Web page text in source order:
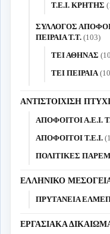
Τ.Ε.Ι. ΚΡΗΤΗΣ
ΣΥΛΛΟΓΟΣ
ΠΕΙΡΑΙΑ Τ.Τ. (103)
ΤΕΙ ΑΘΗΝΑΣ
ΤΕΙ ΠΕΙΡΑΙΑ
ΑΝΤΙΣΤΟΙΧΙΣΗ
ΑΠΟΦΟΙΤΟΙ Α.Ε.Ι.
ΑΠΟΦΟΙΤΟΙ Τ.Ε.Ι.
ΠΟΛΙΤΙΚΕΣ
ΕΛΛΗΝΙΚΟ
ΠΡΥΤΑΝΕΙΑ
ΕΡΓΑΣΙΑΚΑ